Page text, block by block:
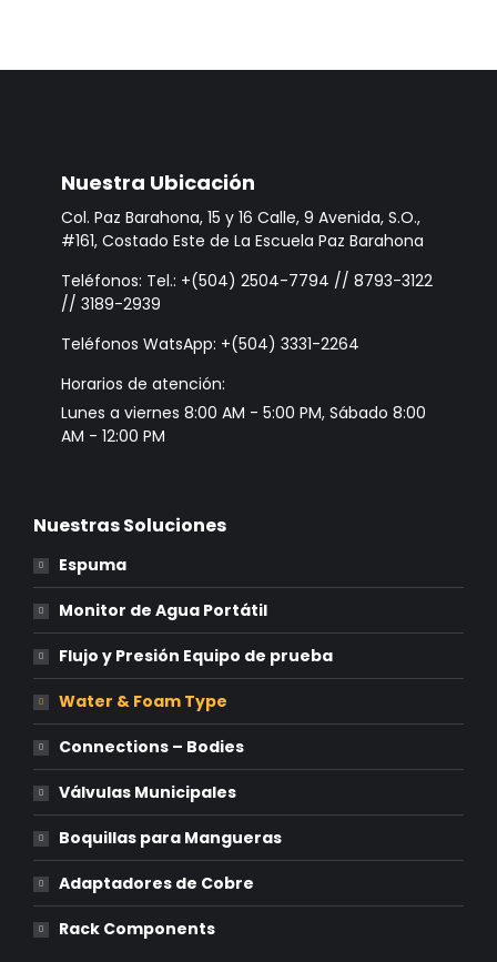
Nuestra Ubicación
Col. Paz Barahona, 15 y 16 Calle, 9 Avenida, S.O.,
#161, Costado Este de La Escuela Paz Barahona
Teléfonos: Tel.: +(504) 2504-7794 // 8793-3122
// 3189-2939
Teléfonos WatsApp: +(504) 3331-2264
Horarios de atención:
Lunes a viernes 8:00 AM - 5:00 PM, Sábado 8:00
AM - 12:00 PM
Nuestras Soluciones
Espuma
Monitor de Agua Portátil
Flujo y Presión Equipo de prueba
Water & Foam Type
Connections – Bodies
Válvulas Municipales
Boquillas para Mangueras
Adaptadores de Cobre
Rack Components